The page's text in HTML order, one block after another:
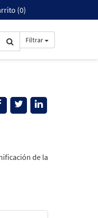
(0)
Filtrar
de la